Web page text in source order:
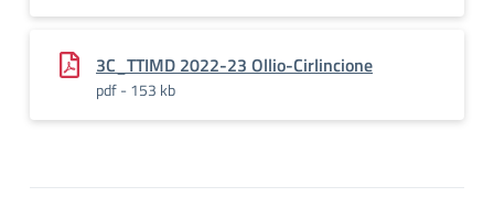
3C_TTIMD 2022-23 Ollio-Cirlincione
pdf - 153 kb